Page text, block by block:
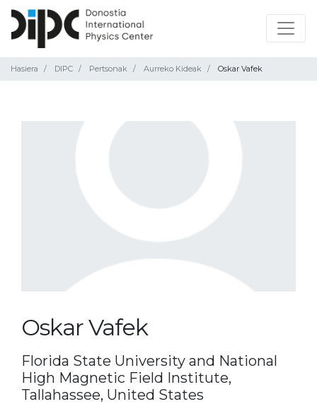
Hasiera DIPC Pertsonak Aurreko Kideak Oskar Vafek
Oskar Vafek
Florida State University and National
High Magnetic Field Institute,
Tallahassee, United States